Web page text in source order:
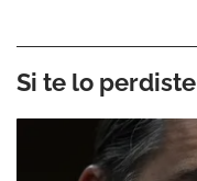
Si te lo perdiste